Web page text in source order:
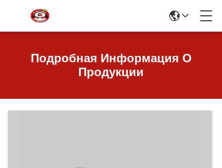
Подробная Информация О
Продукции